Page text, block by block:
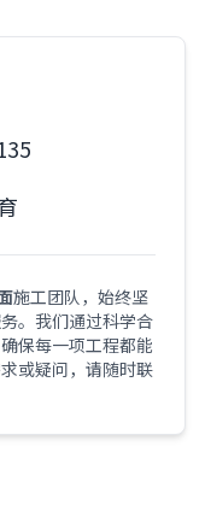
施工团队，始终坚
。我们通过科学合
保每一项工程都能
或疑问，请随时联